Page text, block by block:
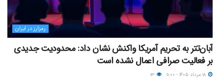
رمزارز در ایران
آبان‌تتر به تحریم آمریکا واکنش نشان داد: محدودیت جدیدی
بر فعالیت صرافی اعمال نشده است